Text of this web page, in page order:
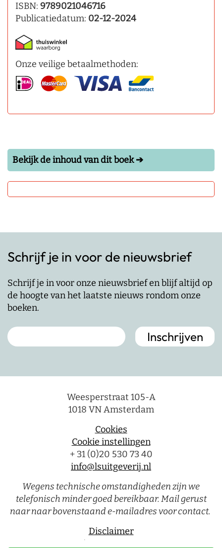
ISBN: 9789021046716
Publicatiedatum: 02-12-2024
Onze veilige betaalmethoden:
Bekijk de inhoud van dit boek ➔
Schrijf je in voor de nieuwsbrief
Schrijf je in voor onze nieuwsbrief en blijf altijd op
de hoogte van het laatste nieuws rondom onze
boeken.
Weesperstraat 105-A
1018 VN Amsterdam
Cookies
Cookie instellingen
+ 31 (0)20 530 73 40
info@lsuitgeverij.nl
Wegens technische omstandigheden zijn we
telefonisch minder goed bereikbaar. Mail gerust
naar naar bovenstaand e-mailadres voor contact.
Disclaimer
Privacystatement